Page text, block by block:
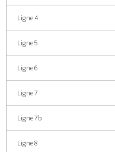
Ligne 4
Ligne 5
Ligne 6
Ligne 7
Ligne 7b
Ligne 8